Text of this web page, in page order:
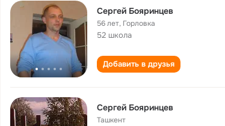
Сергей Бояринцев
56 лет, Горловка
52 школа
Добавить в друзья
Сергей Бояринцев
Ташкент